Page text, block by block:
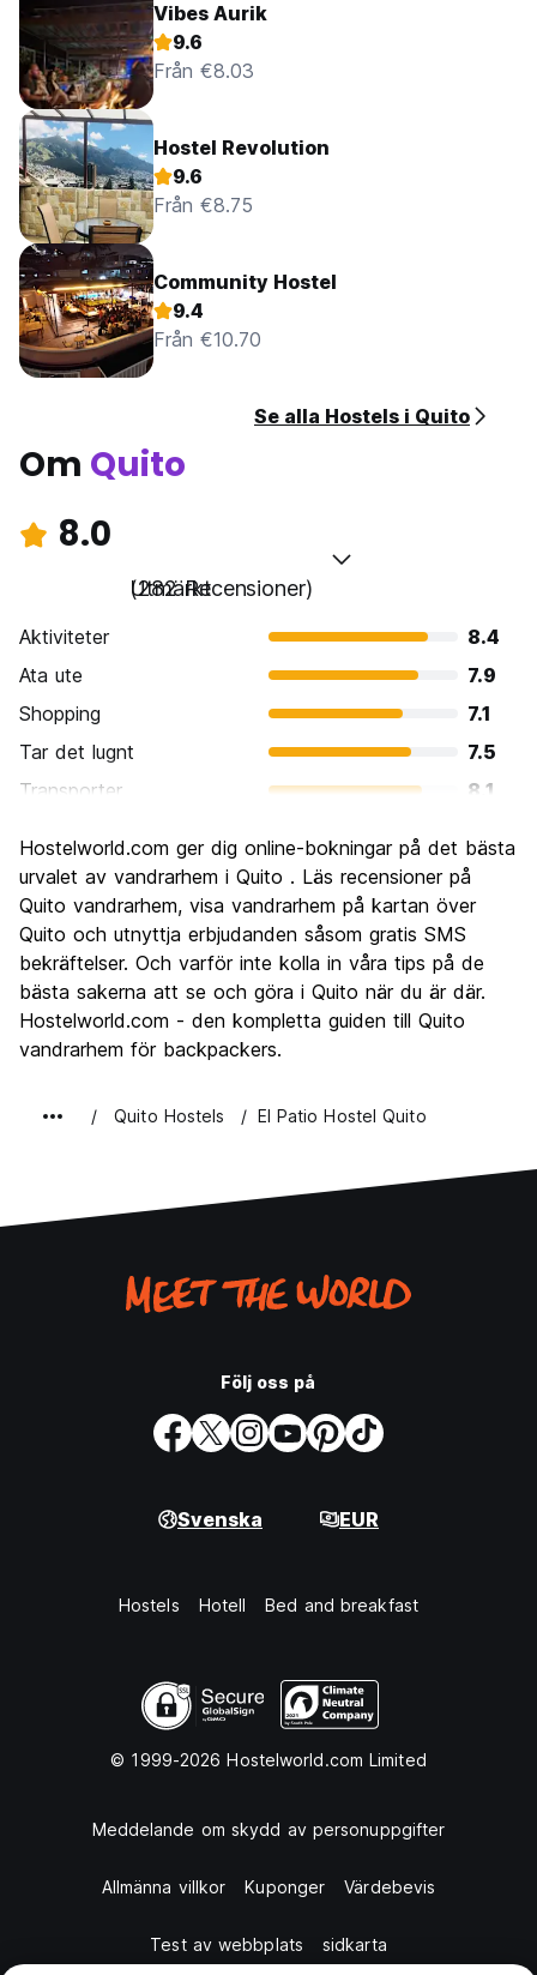
Vibes Aurik
9.6
Från €8.03
Hostel Revolution
9.6
Från €8.75
Community Hostel
9.4
Från €10.70
Se alla Hostels i Quito
Om Quito
8.0
Utmärkt
(282 Recensioner)
Aktiviteter
8.4
Ata ute
7.9
Shopping
7.1
Tar det lugnt
7.5
Transporter
8.1
Kultur
8.5
Festa
7.5
Värde för pengarna
Hostelworld.com ger dig online-bokningar på det bästa
urvalet av vandrarhem i Quito . Läs recensioner på
Quito vandrarhem, visa vandrarhem på kartan över
Quito och utnyttja erbjudanden såsom gratis SMS
bekräftelser. Och varför inte kolla in våra tips på de
bästa sakerna att se och göra i Quito när du är där.
Hostelworld.com - den kompletta guiden till Quito
vandrarhem för backpackers.
Quito Hostels El Patio Hostel Quito
Följ oss på
Svenska EUR
Hostels Hotell Bed and breakfast
© 1999-2026 Hostelworld.com Limited
Meddelande om skydd av personuppgifter
Allmänna villkor Kuponger Värdebevis
Test av webbplats sidkarta